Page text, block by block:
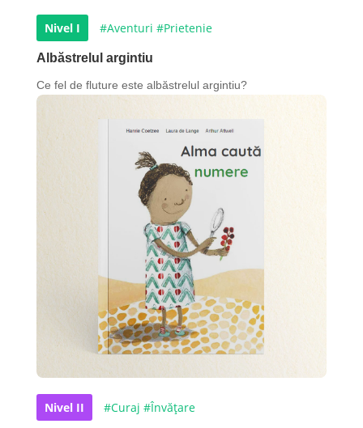
Nivel I #Aventuri #Prietenie
Albăstrelul argintiu
Ce fel de fluture este albăstrelul argintiu?
Nivel II #Curaj #Învățare